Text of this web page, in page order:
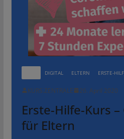
DIGITAL ELTERN ERSTE-
KURS.ZENTRALE 26. April 2020
Erste-Hilfe-Kurs
für Eltern